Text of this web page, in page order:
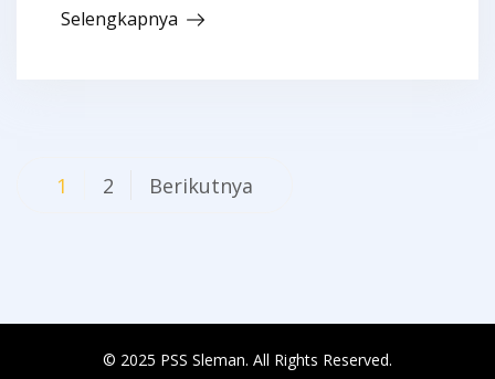
Selengkapnya
Navigasi
1 2 Berikutnya
© 2025 PSS Sleman. All Rights Reserved.